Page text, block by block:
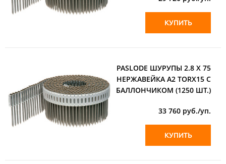
КУПИТЬ
PASLODE ШУРУПЫ 2.8 X 75
НЕРЖАВЕЙКА А2 TORX15 С
БАЛЛОНЧИКОМ (1250 ШТ.)
33 760 руб./уп.
КУПИТЬ